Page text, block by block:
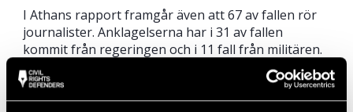
I Athans rapport framgår även att 67 av fallen rör
journalister. Anklagelserna har i 31 av fallen
kommit från regeringen och i 11 fall från militären.
När det gäller åtalen mot journalister är den
vanligaste hänvisningen till
telekommunikationslagen, följt av anti-